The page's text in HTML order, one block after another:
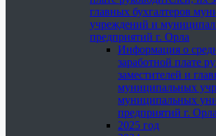
главных бухгалтеров
учреждений и
предприятий г. Орла
Информация о
заработной плате
заместителей и
муниципальных
муниципальных
предприятий г. Орла
2025 год